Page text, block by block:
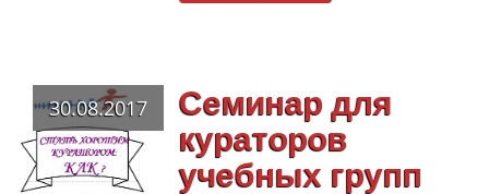
30.08.2017
Семинар для
кураторов
учебных групп